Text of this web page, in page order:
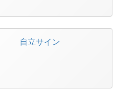
自立サイン